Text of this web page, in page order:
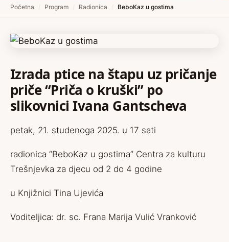
Početna Program Radionica BeboKaz u gostima
Izrada ptice na štapu uz pričanje
priče “Priča o kruški” po
slikovnici Ivana Gantscheva
petak, 21. studenoga 2025. u 17 sati
radionica “BeboKaz u gostima” Centra za kulturu
Trešnjevka za djecu od 2 do 4 godine
u Knjižnici Tina Ujevića
Voditeljica: dr. sc. Frana Marija Vulić Vranković